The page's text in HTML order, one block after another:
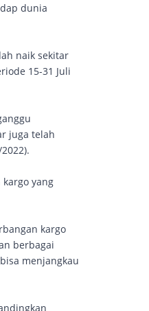
dunia
naik sekitar
15-31 Juli
juga telah
yang
kargo
berbagai
menjangkau